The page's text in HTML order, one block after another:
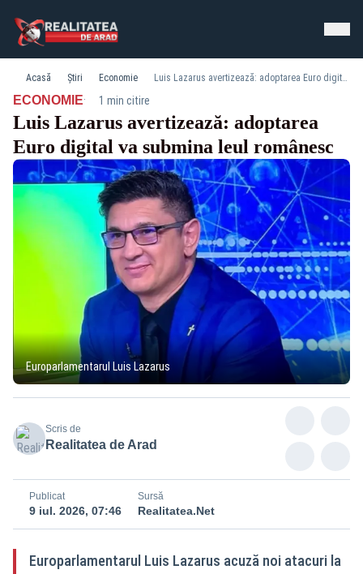
Acasă Știri Economie Luis Lazarus avertizează: adoptarea Euro digital va submina leul românesc
ECONOMIE· 1 min citire
Luis Lazarus avertizează: adoptarea
Euro digital va submina leul românesc
Europarlamentarul Luis Lazarus
Scris de
Realitatea de Arad
Publicat
9 iul. 2026, 07:46
Sursă
Realitatea.Net
Europarlamentarul Luis Lazarus acuză noi atacuri la